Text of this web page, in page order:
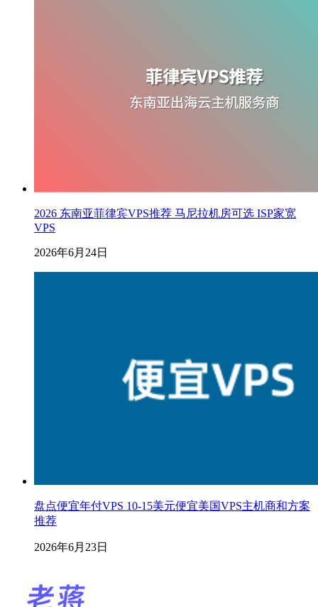
2026 东南亚菲律宾VPS推荐 马尼拉机房可选 ISP家宽
VPS
2026年6月24日
盘点便宜年付VPS 10-15美元便宜美国VPS主机商和方案
推荐
2026年6月23日